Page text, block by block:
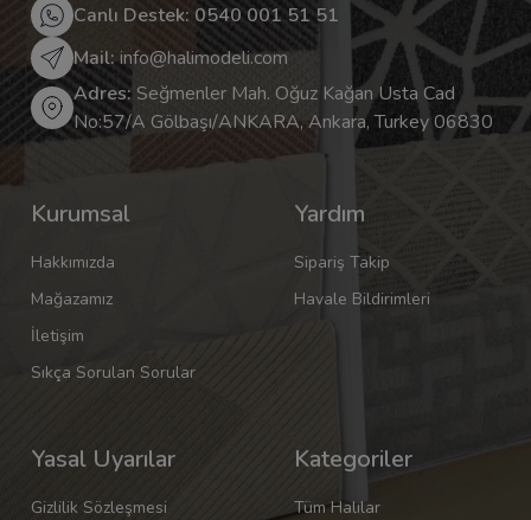
Canlı Destek: 0540 001 51 51
Mail:info@halimodeli.com
Adres: Seğmenler Mah. Oğuz Kağan Usta Cad
No:57/A Gölbaşı/ANKARA, Ankara, Turkey 06830
Kurumsal
Hakkımızda
Mağazamız
İletişim
Sıkça Sorulan Sorular
Yardım
Sipariş Takip
Havale Bildirimleri
Yasal Uyarılar
Gizlilik Sözleşmesi
Kategoriler
Tüm Halılar